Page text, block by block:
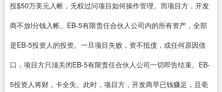
投$50万美元入帐，无权过问项目如何操作管理。而项目方，开发
商不放l分钱入帐。EB-5有限责任合伙人公司内的所有资产，全部
是EB-5投资人的投资。一旦项目失败，资不抵债，或任何原因借
口，项目方只须关闭EB-5有限责任合伙人公司一切即告结束。EB-
5投资人将财，卡全失。此时，项目方，开发商早已钱赚足，且亳